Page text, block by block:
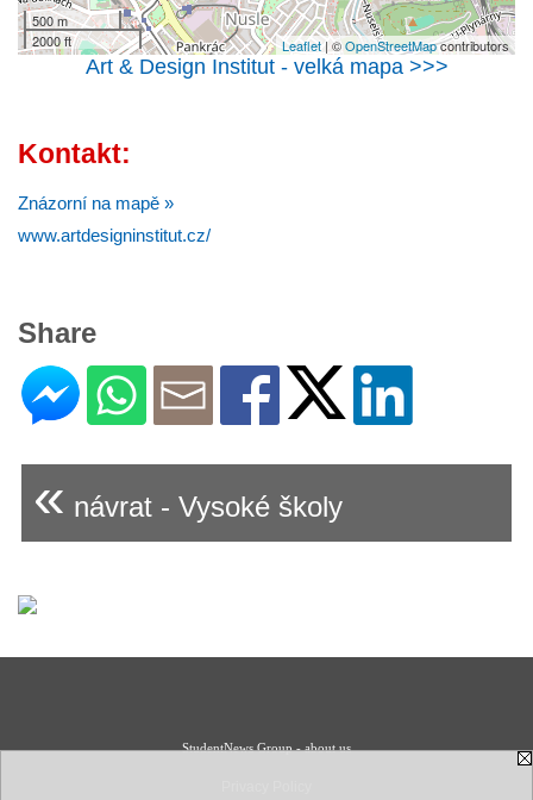
500 m
2000 ft
Leaflet | ©OpenStreetMapcontributors
Art & Design Institut - velká mapa >>>
Kontakt:
Znázorní na mapě »
www.artdesigninstitut.cz/
Share
« návrat - Vysoké školy
StudentNews Group - about us